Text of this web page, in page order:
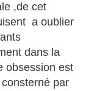
,de cet
a oublier
dans la
obsession est
par